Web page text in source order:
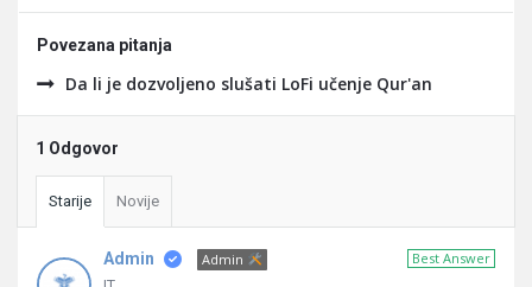
Povezana pitanja
Da li je dozvoljeno slušati LoFi učenje Qur'an
1 Odgovor
Starije Novije
Best Answer
Admin Admin